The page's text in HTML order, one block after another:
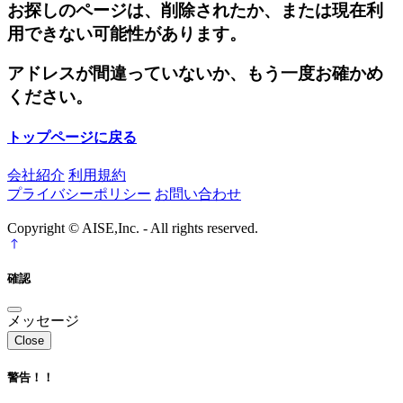
お探しのページは、削除されたか、または現在利
用できない可能性があります。
アドレスが間違っていないか、もう一度お確かめ
ください。
トップページに戻る
会社紹介 利用規約
プライバシーポリシー お問い合わせ
Copyright © AISE,Inc. - All rights reserved.
確認
メッセージ
Close
警告！！